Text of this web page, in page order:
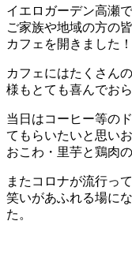
イエロガーデン高瀬
ご家族や地域の方の
カフェを開きました！
カフェにはたくさん
様もとても喜んでお
当日はコーヒー等の
てもらいたいと思い
おこわ・里芋と鶏肉
またコロナが流行っ
笑いがあふれる場に
た。